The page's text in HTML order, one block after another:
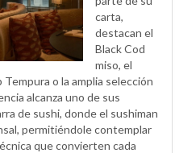
carta,
destacan el
Black Cod
miso, el
o la amplia selección
alcanza uno de sus
de sushi, donde el sushiman
permitiéndole contemplar
que convierten cada